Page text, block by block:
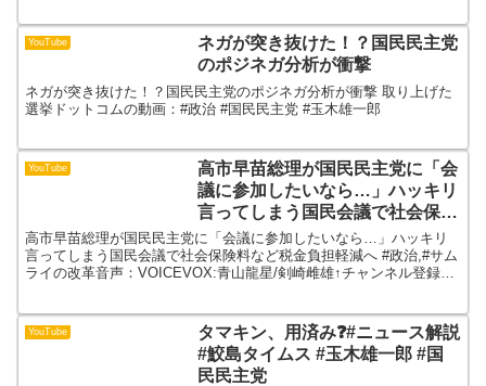
YouTube
ネガが突き抜けた！？国民民主党
のポジネガ分析が衝撃
ネガが突き抜けた！？国民民主党のポジネガ分析が衝撃 取り上げた
選挙ドットコムの動画：#政治 #国民民主党 #玉木雄一郎
YouTube
高市早苗総理が国民民主党に「会
議に参加したいなら…」ハッキリ
言ってしまう国民会議で社会保険
料など税金負担軽減へ
高市早苗総理が国民民主党に「会議に参加したいなら…」ハッキリ
言ってしまう国民会議で社会保険料など税金負担軽減へ #政治,#サム
ライの改革音声：VOICEVOX:青山龍星/剣崎雌雄↑チャンネル登録は
YouTube
タマキン、用済み❓#ニュース解説
#鮫島タイムス #玉木雄一郎 #国
民民主党